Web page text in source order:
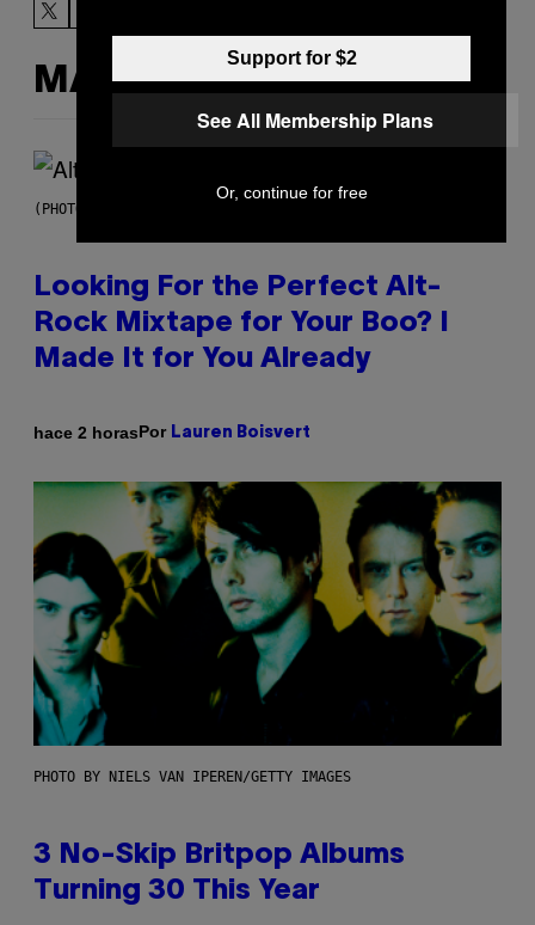
MÁS DE LO MISMO
(PHOTO BY MICK HUTSON/REDFERNS)
Looking For the Perfect Alt-
Rock Mixtape for Your Boo? I
Made It for You Already
hace 2 horasPor Lauren Boisvert
PHOTO BY NIELS VAN IPEREN/GETTY IMAGES
3 No-Skip Britpop Albums
Turning 30 This Year
Support for $2
See All Membership Plans
Or, continue for free